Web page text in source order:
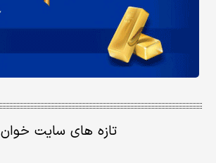
تازه های سایت خوان